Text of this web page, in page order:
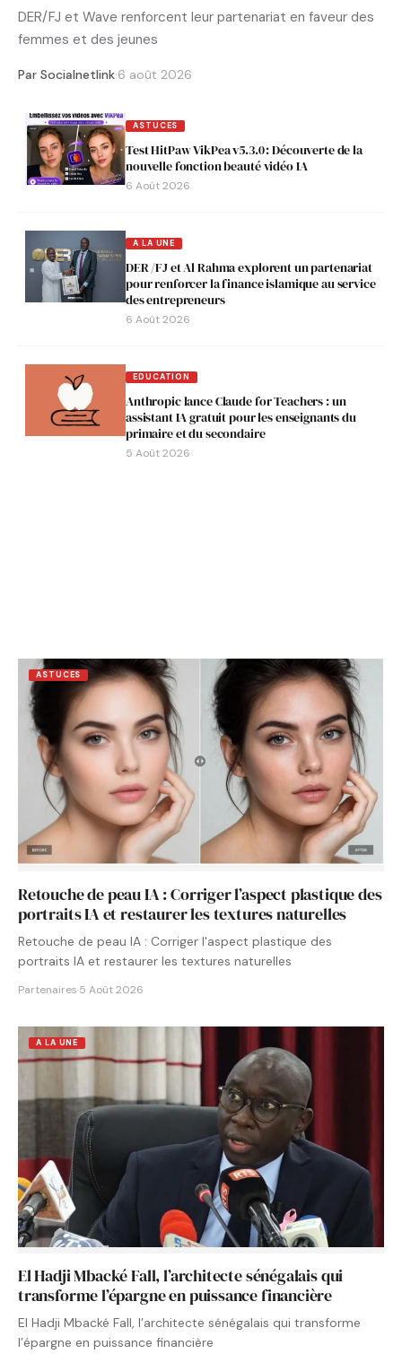
DER/FJ et Wave renforcent leur partenariat en faveur des
femmes et des jeunes
Par Socialnetlink·6 août 2026
ASTUCES
Test HitPaw VikPea v5.3.0 : Découverte de la
nouvelle fonction beauté vidéo IA
6 Août 2026
A LA UNE
DER /FJ et Al Rahma explorent un partenariat
pour renforcer la finance islamique au service
des entrepreneurs
6 Août 2026
EDUCATION
Anthropic lance Claude for Teachers : un
assistant IA gratuit pour les enseignants du
primaire et du secondaire
5 Août 2026
ASTUCES
Retouche de peau IA : Corriger l’aspect plastique des
portraits IA et restaurer les textures naturelles
Retouche de peau IA : Corriger l'aspect plastique des
portraits IA et restaurer les textures naturelles
Partenaires·5 Août 2026
A LA UNE
El Hadji Mbacké Fall, l’architecte sénégalais qui
transforme l’épargne en puissance financière
El Hadji Mbacké Fall, l’architecte sénégalais qui transforme
l’épargne en puissance financière